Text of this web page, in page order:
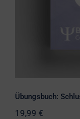
Übungsbuch:
19,99 €